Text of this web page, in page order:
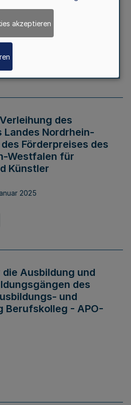
im Zeitraum
2026
des
Landes Nordrhein-
Förderpreises des
Westfalen für
Künstler
2025
Ausbildung und
des
und
Berufskolleg - APO-
akzeptieren